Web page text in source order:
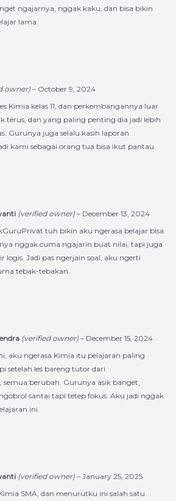
ngajarnya, nggak kaku, dan bisa bikin
lama.
owner)– October 9, 2024
Kimia kelas 11, dan perkembangannya luar
terus, dan yang paling penting dia jadi lebih
Gurunya juga selalu kasih laporan
kami sebagai orang tua bisa ikut pantau.
(verified owner) – December 13, 2024
tuh bikin aku ngerasa belajar bisa
nggak cuma ngajarin buat nilai, tapi juga
logis. Jadi pas ngerjain soal, aku ngerti
tebak-tebakan.
(verified owner) – December 15, 2024
aku ngerasa Kimia itu pelajaran paling
setelah les bareng tutor dari
berubah. Gurunya asik banget,
santai tapi tetep fokus. Aku jadi nggak
ini.
(verified owner) – January 25, 2025
SMA, dan menurutku ini salah satu